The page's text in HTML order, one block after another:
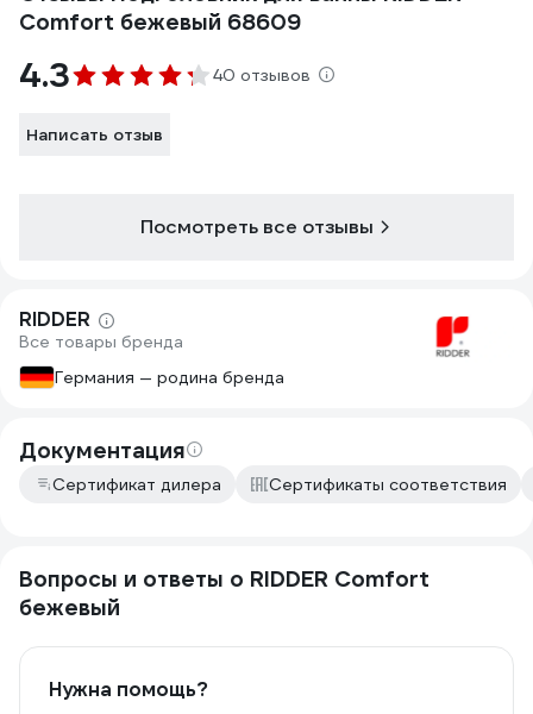
Comfort бежевый 68609
4.3 40 отзывов
Написать отзыв
Посмотреть все отзывы
RIDDER
Все товары бренда
Германия — родина бренда
Документация
Сертификат дилера Сертификаты соответствия
Вопросы и ответы о RIDDER Comfort
бежевый
Нужна помощь?